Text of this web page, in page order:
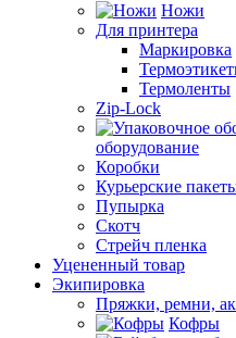
Ножи
Для принтера
Маркировка
Термоленты
Zip-Lock
оборудование
Коробки
Курьерские
Пупырка
Скотч
Стрейч пленка
Уцененный товар
Экипировка
Пряжки, ремни,
Кофры